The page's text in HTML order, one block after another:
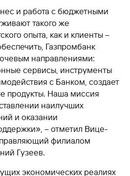
и работа с бюджетными
такого же
опыта, как и клиенты –
Газпромбанк
направлениями:
сервисы, инструменты
с Банком, создает
продукты. Наша миссия
наилучших
и оказании
– отметил Вице-
филиалом
Гузеев.
экономических реалиях